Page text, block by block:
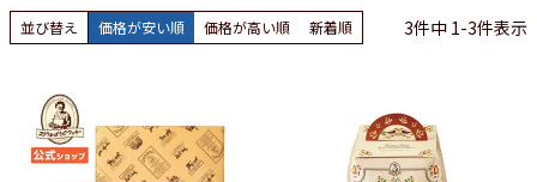
並び替え 価格が安い順 価格が高い順 新着順 3件中 1-3件表示